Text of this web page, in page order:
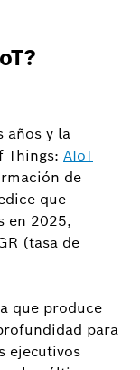
años y la
Things: AIoT
de
que
en 2025,
(tasa de
que produce
para
ejecutivos